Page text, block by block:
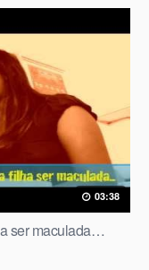
03:38
ser maculada…